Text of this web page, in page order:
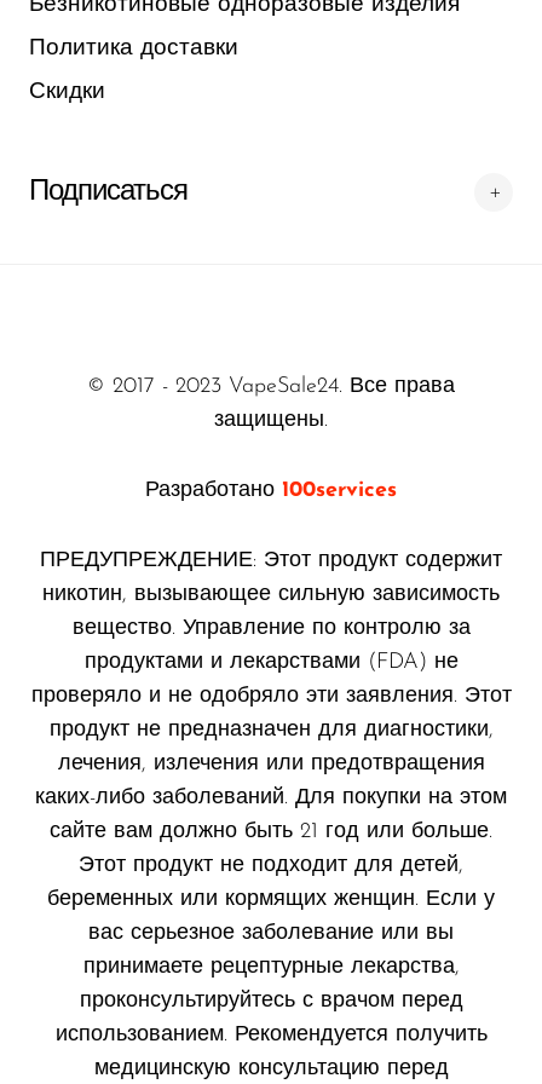
Безникотиновые одноразовые изделия
Политика доставки
Скидки
Подписаться
© 2017 - 2023 VapeSale24. Все права
защищены.
Разработано 100services
ПРЕДУПРЕЖДЕНИЕ: Этот продукт содержит
никотин, вызывающее сильную зависимость
вещество. Управление по контролю за
продуктами и лекарствами (FDA) не
проверяло и не одобряло эти заявления. Этот
продукт не предназначен для диагностики,
лечения, излечения или предотвращения
каких-либо заболеваний. Для покупки на этом
сайте вам должно быть 21 год или больше.
Этот продукт не подходит для детей,
беременных или кормящих женщин. Если у
вас серьезное заболевание или вы
принимаете рецептурные лекарства,
проконсультируйтесь с врачом перед
использованием. Рекомендуется получить
медицинскую консультацию перед